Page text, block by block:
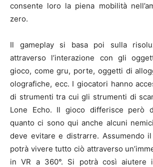
consente loro la piena mobilità
zero.
Il gameplay si basa poi sulla
attraverso l’interazione con gli
gioco, come gru, porte, oggetti di
olografiche, ecc. I giocatori hanno
di strumenti tra cui gli strumenti di
Lone Echo. Il gioco differisce però
quanto ci sono qui anche alcuni
deve evitare e distrarre. Assumendo
potrà vivere tutto ciò attraverso
in VR a 360°. Si potrà così aiutere